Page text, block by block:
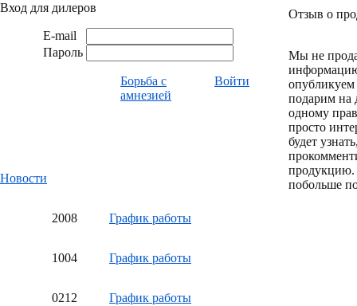
Вход для дилеров
E-mail
Пароль
Борьба с
амнезией
Войти
Новости
2008 График работы
1004 График работы
0212 График работы
Отзыв о
Мы не
опубликуем
подарим на
одному
просто
будет
продукцию.
побольше